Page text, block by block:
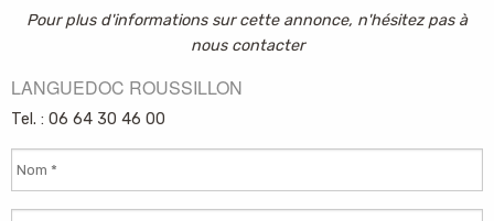
Pour plus d'informations sur cette annonce, n'hésitez pas à
nous contacter
LANGUEDOC ROUSSILLON
Tel. : 06 64 30 46 00